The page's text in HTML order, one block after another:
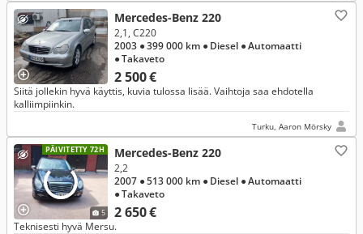
Mercedes-Benz 220
2 500 €
2,1, C220
2003 ● 399 000 km ● Diesel ● Automaatti
● Takaveto
Siitä jollekin hyvä käyttis, kuvia tulossa lisää. Vaihtoja saa ehdotella
kalliimpiinkin.
Turku, Aaron Mörsky
PÄIVITETTY 72H
5
Mercedes-Benz 220
2 650 €
2,2
2007 ● 513 000 km ● Diesel ● Automaatti
● Takaveto
Teknisesti hyvä Mersu.